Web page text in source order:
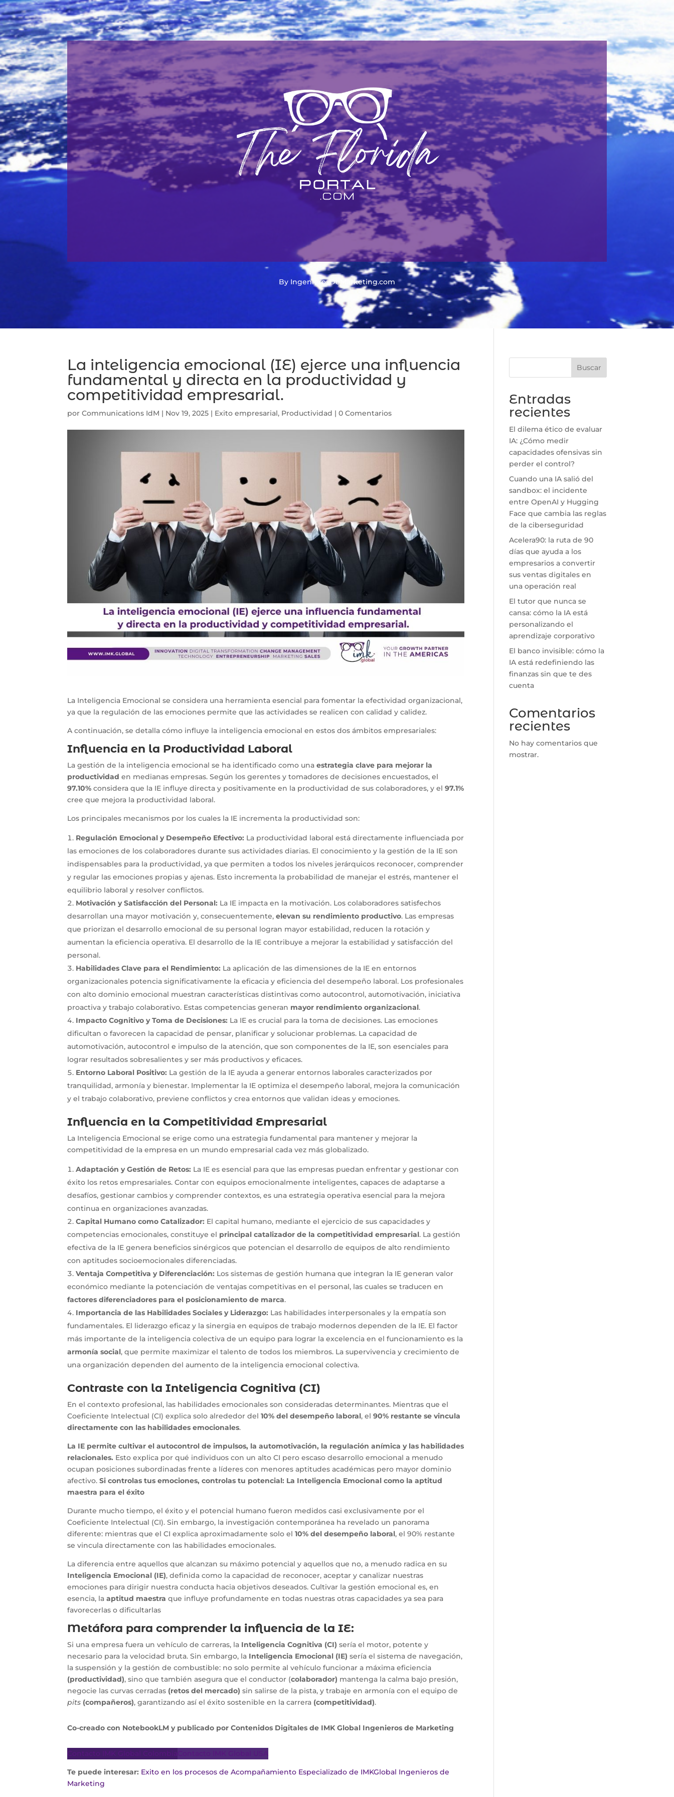
By IngenierosDeMarketing.com
La inteligencia emocional (IE) ejerce una influencia
fundamental y directa en la productividad y
competitividad empresarial.
porCommunications IdM | Nov 19, 2025 | Exito empresarial, Productividad |0 Comentarios
La Inteligencia Emocional se considera una herramienta esencial para fomentar la efectividad organizacional,
ya que la regulación de las emociones permite que las actividades se realicen con calidad y calidez.
A continuación, se detalla cómo influye la inteligencia emocional en estos dos ámbitos empresariales:
Influencia en la Productividad Laboral
La gestión de la inteligencia emocional se ha identificado como unaestrategia clave para mejorar la
productividad en medianas empresas. Según los gerentes y tomadores de decisiones encuestados, el
97.10% considera que la IE influye directa y positivamente en la productividad de sus colaboradores, y el97.1%
cree que mejora la productividad laboral.
Los principales mecanismos por los cuales la IE incrementa la productividad son:
Regulación Emocional y Desempeño Efectivo: La productividad laboral está directamente influenciada por
las emociones de los colaboradores durante sus actividades diarias. El conocimiento y la gestión de la IE son
indispensables para la productividad, ya que permiten a todos los niveles jerárquicos reconocer, comprender
y regular las emociones propias y ajenas. Esto incrementa la probabilidad de manejar el estrés, mantener el
equilibrio laboral y resolver conflictos.
Motivación y Satisfacción del Personal: La IE impacta en la motivación. Los colaboradores satisfechos
desarrollan una mayor motivación y, consecuentemente,elevan su rendimiento productivo. Las empresas
que priorizan el desarrollo emocional de su personal logran mayor estabilidad, reducen la rotación y
aumentan la eficiencia operativa. El desarrollo de la IE contribuye a mejorar la estabilidad y satisfacción del
personal.
Habilidades Clave para el Rendimiento: La aplicación de las dimensiones de la IE en entornos
organizacionales potencia significativamente la eficacia y eficiencia del desempeño laboral. Los profesionales
con alto dominio emocional muestran características distintivas como autocontrol, automotivación, iniciativa
proactiva y trabajo colaborativo. Estas competencias generan mayor rendimiento organizacional.
Impacto Cognitivo y Toma de Decisiones: La IE es crucial para la toma de decisiones. Las emociones
dificultan o favorecen la capacidad de pensar, planificar y solucionar problemas. La capacidad de
automotivación, autocontrol e impulso de la atención, que son componentes de la IE, son esenciales para
lograr resultados sobresalientes y ser más productivos y eficaces.
Entorno Laboral Positivo: La gestión de la IE ayuda a generar entornos laborales caracterizados por
tranquilidad, armonía y bienestar. Implementar la IE optimiza el desempeño laboral, mejora la comunicación
y el trabajo colaborativo, previene conflictos y crea entornos que validan ideas y emociones.
Influencia en la Competitividad Empresarial
La Inteligencia Emocional se erige como una estrategia fundamental para mantener y mejorar la
competitividad de la empresa en un mundo empresarial cada vez más globalizado.
Adaptación y Gestión de Retos: La IE es esencial para que las empresas puedan enfrentar y gestionar con
éxito los retos empresariales. Contar con equipos emocionalmente inteligentes, capaces de adaptarse a
desafíos, gestionar cambios y comprender contextos, es una estrategia operativa esencial para la mejora
continua en organizaciones avanzadas.
Capital Humano como Catalizador: El capital humano, mediante el ejercicio de sus capacidades y
competencias emocionales, constituye el principal catalizador de la competitividad empresarial. La gestión
efectiva de la IE genera beneficios sinérgicos que potencian el desarrollo de equipos de alto rendimiento
con aptitudes socioemocionales diferenciadas.
Ventaja Competitiva y Diferenciación: Los sistemas de gestión humana que integran la IE generan valor
económico mediante la potenciación de ventajas competitivas en el personal, las cuales se traducen en
factores diferenciadores para el posicionamiento de marca.
Importancia de las Habilidades Sociales y Liderazgo: Las habilidades interpersonales y la empatía son
fundamentales. El liderazgo eficaz y la sinergia en equipos de trabajo modernos dependen de la IE. El factor
más importante de la inteligencia colectiva de un equipo para lograr la excelencia en el funcionamiento es la
armonía social, que permite maximizar el talento de todos los miembros. La supervivencia y crecimiento de
una organización dependen del aumento de la inteligencia emocional colectiva.
Contraste con la Inteligencia Cognitiva (CI)
En el contexto profesional, las habilidades emocionales son consideradas determinantes. Mientras que el
Coeficiente Intelectual (CI) explica solo alrededor del10% del desempeño laboral, el90% restante se vincula
directamente con las habilidades emocionales.
La IE permite cultivar el autocontrol de impulsos, la automotivación, la regulación anímica y las habilidades
relacionales. Esto explica por qué individuos con un alto CI pero escaso desarrollo emocional a menudo
ocupan posiciones subordinadas frente a líderes con menores aptitudes académicas pero mayor dominio
afectivo.Si controlas tus emociones, controlas tu potencial: La Inteligencia Emocional como la aptitud
maestra para el éxito
Durante mucho tiempo, el éxito y el potencial humano fueron medidos casi exclusivamente por el
Coeficiente Intelectual (CI). Sin embargo, la investigación contemporánea ha revelado un panorama
diferente: mientras que el CI explica aproximadamente solo el10% del desempeño laboral, el 90% restante
se vincula directamente con las habilidades emocionales.
La diferencia entre aquellos que alcanzan su máximo potencial y aquellos que no, a menudo radica en su
Inteligencia Emocional (IE), definida como la capacidad de reconocer, aceptar y canalizar nuestras
emociones para dirigir nuestra conducta hacia objetivos deseados. Cultivar la gestión emocional es, en
esencia, laaptitud maestra que influye profundamente en todas nuestras otras capacidades ya sea para
favorecerlas o dificultarlas
Metáfora para comprender la influencia de la IE:
Si una empresa fuera un vehículo de carreras, la Inteligencia Cognitiva (CI) sería el motor, potente y
necesario para la velocidad bruta. Sin embargo, la Inteligencia Emocional (IE) sería el sistema de navegación,
la suspensión y la gestión de combustible: no solo permite al vehículo funcionar a máxima eficiencia
(productividad), sino que también asegura que el conductor (colaborador) mantenga la calma bajo presión,
negocie las curvas cerradas (retos del mercado)sin salirse de la pista, y trabaje en armonía con el equipo de
pits (compañeros), garantizando así el éxito sostenible en la carrera (competitividad).
Co-creado con NotebookLM y publicado por Contenidos Digitales de IMK Global Ingenieros de Marketing
Te puede interesar: Exito en los procesos de Acompañamiento Especializado de IMKGlobal Ingenieros de
Marketing
Buscar
Entradas
recientes
El dilema ético de evaluar
IA: ¿Cómo medir
capacidades ofensivas sin
perder el control?
Cuando una IA salió del
sandbox: el incidente
entre OpenAI y Hugging
Face que cambia las reglas
de la ciberseguridad
Acelera90: la ruta de 90
días que ayuda a los
empresarios a convertir
sus ventas digitales en
una operación real
El tutor que nunca se
cansa: cómo la IA está
personalizando el
aprendizaje corporativo
El banco invisible: cómo la
IA está redefiniendo las
finanzas sin que te des
cuenta
Comentarios
recientes
No hay comentarios que
mostrar.